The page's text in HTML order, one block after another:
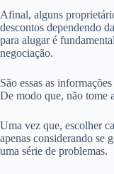
Afinal, alguns
descontos dependendo
para alugar é
negociação.
São essas as
De modo que, não tome
Uma vez que, escolher
apenas considerando se
uma série de problemas.